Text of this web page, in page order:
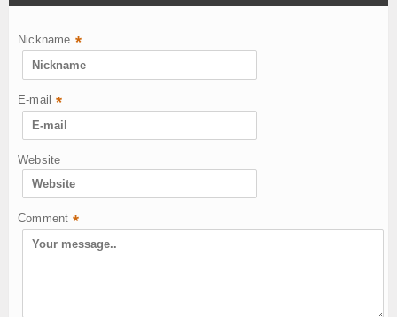
Nickname *
E-mail *
Website
Comment *